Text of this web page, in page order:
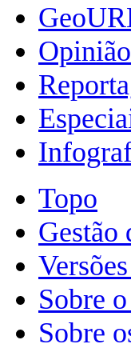
Opinião
Topo
Gestão
Sobre
Sobre